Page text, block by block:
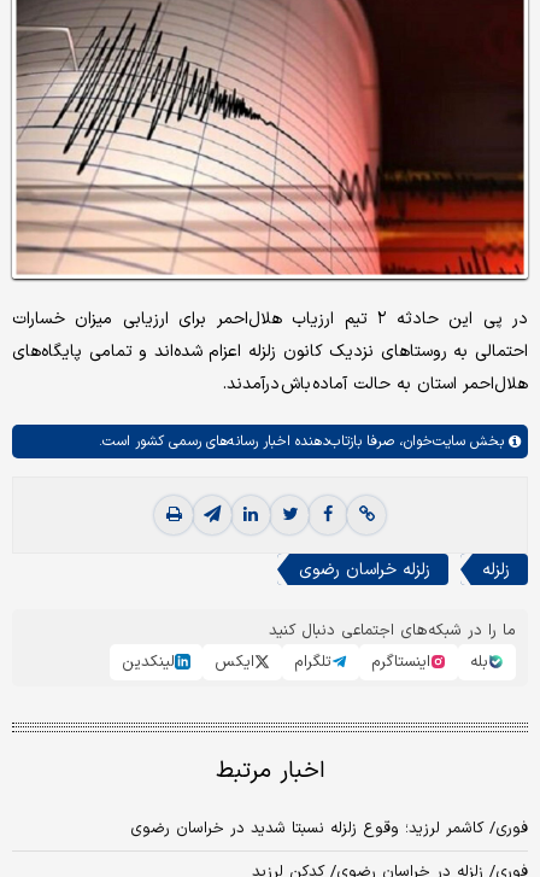
در پی این حادثه ۲ تیم ارزیاب هلال‌احمر برای ارزیابی میزان خسارات
احتمالی به روستاهای نزدیک کانون زلزله اعزام شده‌اند و تمامی پایگاه‌های
هلال‌احمر استان به حالت آماده باش درآمدند.
بخش سایت‌خوان، صرفا بازتاب‌دهنده اخبار رسانه‌های رسمی کشور است.
زلزله زلزله خراسان رضوی
ما را در شبکه‌های اجتماعی دنبال کنید
بله
اینستاگرم تلگرام ایکس لینکدین
اخبار مرتبط
فوری/ کاشمر لرزید؛ وقوع زلزله نسبتا شدید در خراسان رضوی
فوری/ زلزله در خراسان رضوی/ کدکن لرزید